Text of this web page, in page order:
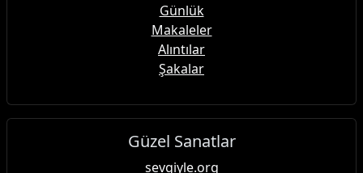
Günlük
Makaleler
Alıntılar
Şakalar
Güzel Sanatlar
sevgiyle.org